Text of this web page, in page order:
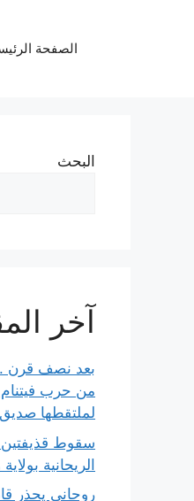
الصفحة
البحث
آخر
بعد نصف
من حرب
لملتقطها صديق
سقوط قذيفتين
الريحانية
روحاني يحذر